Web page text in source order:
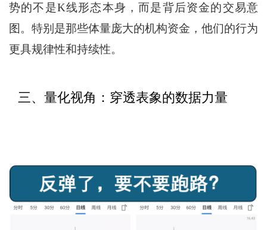
势的不是K线形态本身，而是背后资金的交易意
图。特别是那些体量庞大的机构资金，他们的行为
更具规律性和持续性。
三、量化视角：穿透表象的数据力量